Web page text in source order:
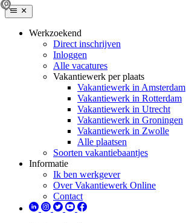
Werkzoekend
Direct inschrijven
Inloggen
Alle vacatures
Vakantiewerk per plaats
Vakantiewerk in Amsterdam
Vakantiewerk in Rotterdam
Vakantiewerk in Utrecht
Vakantiewerk in Groningen
Vakantiewerk in Zwolle
Alle plaatsen
Soorten vakantiebaantjes
Informatie
Ik ben werkgever
Over Vakantiewerk Online
Contact